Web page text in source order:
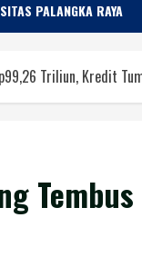
PALANGKA RAYA
Triliun, Kredit